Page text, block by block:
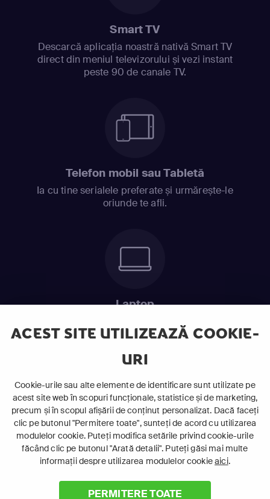
ACEST SITE UTILIZEAZĂ COOKIE-
URI
Cookie-urile sau alte elemente de identificare sunt utilizate pe
acest site web în scopuri funcționale, statistice și de marketing,
precum și în scopul afișării de conținut personalizat. Dacă faceți
clic pe butonul "Permitere toate", sunteți de acord cu utilizarea
modulelor cookie. Puteți modifica setările privind cookie-urile
făcând clic pe butonul "Arată detalii". Puteți găsi mai multe
informații despre utilizarea modulelor cookieaici.
PERMITERE TOATE
Smart TV
Descarcă aplicația noastră nativă Smart TV
direct din meniul televizorului și vezi instant
peste 90 de canale TV.
Telefon mobil sau Tabletă
Ia cu tine serialele preferate și urmărește-le
oriunde te afli.
Laptop
ABONEAZĂ-TE ACUM
Cerințe de sistem